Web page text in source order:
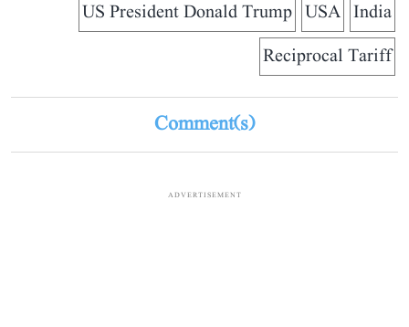
India
USA
US President Donald Trump
Reciprocal Tariff
Comment(s)
ADVERTISEMENT